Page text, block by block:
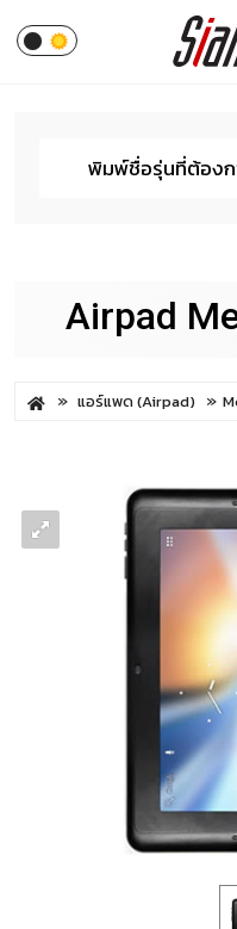
Airpad
แอร์แพด (Airpad)